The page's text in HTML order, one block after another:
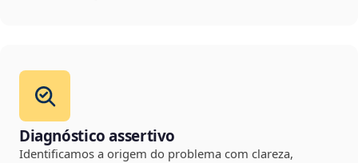
Diagnóstico assertivo
Identificamos a origem do problema com clareza,